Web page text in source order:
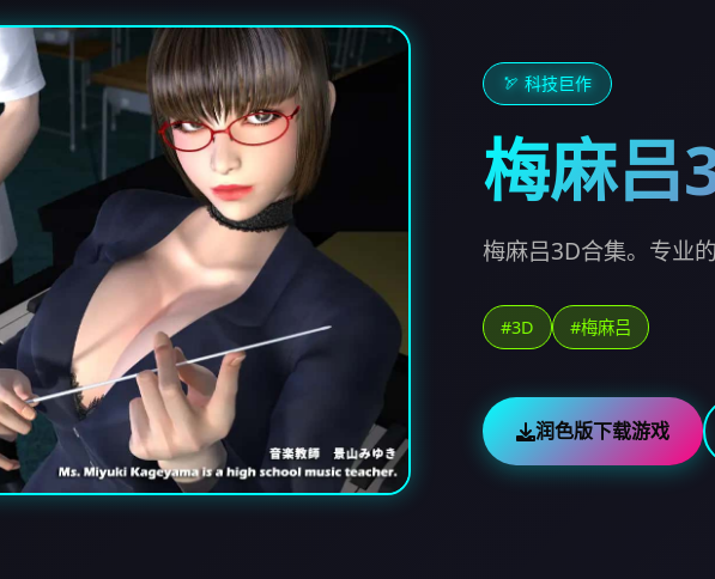
🏹 科技巨作
梅麻吕
梅麻吕3D合集。专业
#3D #梅麻吕
润色版下载游戏